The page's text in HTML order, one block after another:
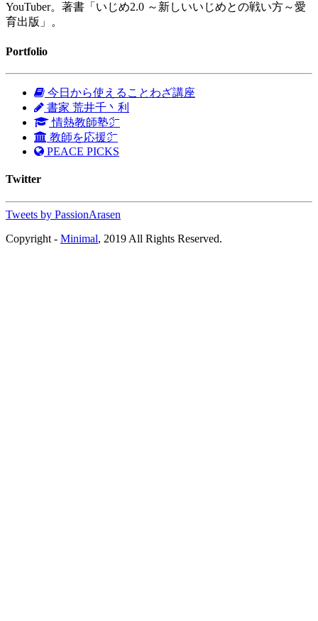
YouTuber。著書「いじめ2.0 ～新しいいじめとの戦い方～愛
育出版」。
Portfolio
今日から使えることわざ講座
書家 荒井千丶利
情熱教師塾㌻
教師を応援㌻
PEACE PICKS
Twitter
Tweets by PassionArasen
Copyright - Minimal, 2019 All Rights Reserved.